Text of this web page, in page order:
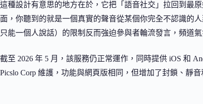
這種設計有意思的地方在於，它把「語音社交」拉回到最
面，你聽到的就是一個真實的聲音從某個你完全不認識的
只能一個人說話）的限制反而強迫參與者輪流發言，頻道
截至 2026 年 5 月，該服務仍正常運作，同時提供 iOS 和
Picslo Corp 維護，功能與網頁版相同，但增加了封鎖、靜